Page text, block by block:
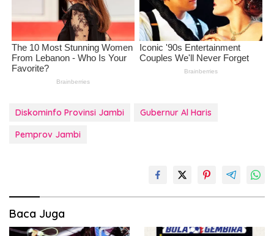
Diskominfo Provinsi Jambi
Gubernur Al Haris
Pemprov Jambi
Baca Juga